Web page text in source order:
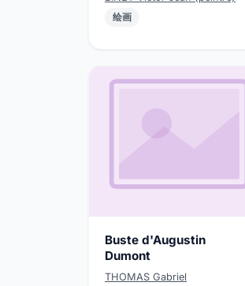
绘画
Buste d'Augustin
Dumont
THOMAS Gabriel